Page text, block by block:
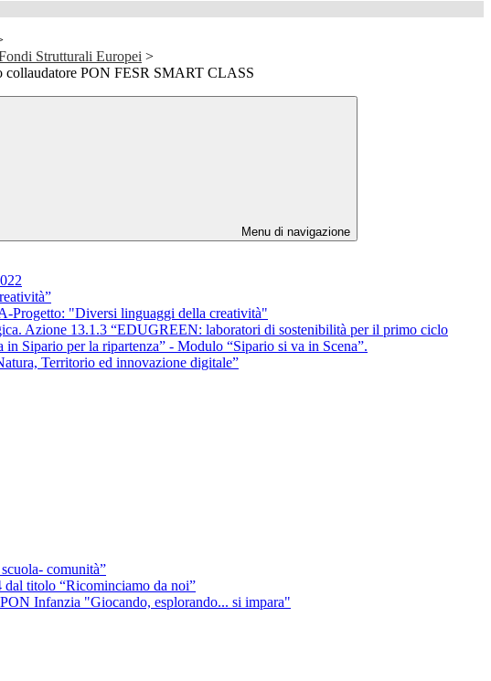
Strutturali Europei >
collaudatore PON FESR SMART CLASS
Menu di navigazione
Progetto: "Diversi linguaggi della creatività"
Azione 13.1.3 “EDUGREEN: laboratori di sostenibilità per il primo ciclo
Sipario per la ripartenza” - Modulo “Sipario si va in Scena”.
Territorio ed innovazione digitale”
comunità”
titolo “Ricominciamo da noi”
Infanzia "Giocando, esplorando... si impara"